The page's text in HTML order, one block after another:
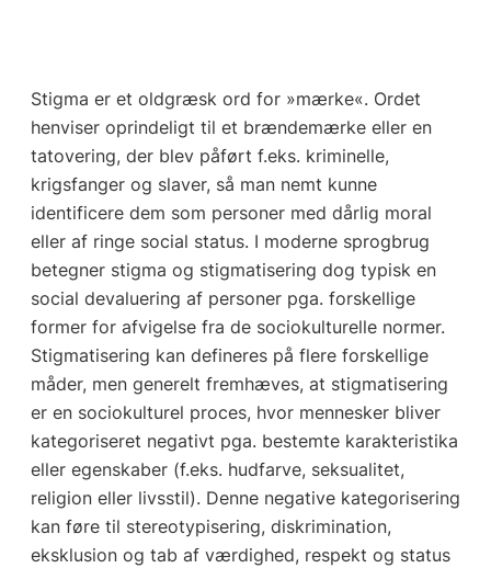
Stigma er et oldgræsk ord for »mærke«. Ordet
henviser oprindeligt til et brændemærke eller en
tatovering, der blev påført f.eks. kriminelle,
krigsfanger og slaver, så man nemt kunne
identificere dem som personer med dårlig moral
eller af ringe social status. I moderne sprogbrug
betegner stigma og stigmatisering dog typisk en
social devaluering af personer pga. forskellige
former for afvigelse fra de sociokulturelle normer.
Stigmatisering kan defineres på flere forskellige
måder, men generelt fremhæves, at stigmatisering
er en sociokulturel proces, hvor mennesker bliver
kategoriseret negativt pga. bestemte karakteristika
eller egenskaber (f.eks. hudfarve, seksualitet,
religion eller livsstil). Denne negative kategorisering
kan føre til stereotypisering, diskrimination,
eksklusion og tab af værdighed, respekt og status